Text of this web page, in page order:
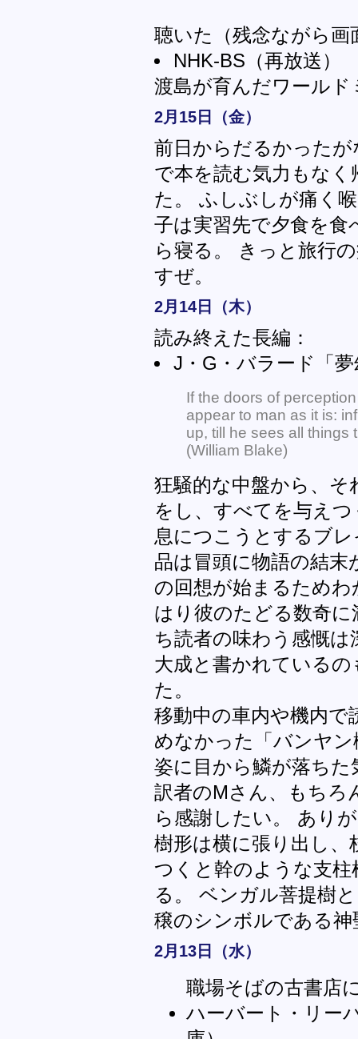
聴いた（残念ながら
NHK-BS（再放送
渡島が育んだワール
2月15日（金）
前日からだるかった
で本を読む気力もな
た。 ふしぶしが痛く
子は実習先で夕食を
ら寝る。 きっと旅行
すぜ。
2月14日（木）
読み終えた長編：
J・G・バラード「
If the doors of
appear to man as it is:
up, till he sees all
(William Blake)
狂騒的な中盤から、
をし、すべてを与え
息につこうとするブ
品は冒頭に物語の結
の回想が始まるため
はり彼のたどる数奇
ち読者の味わう感慨
大成と書かれている
た。
移動中の車内や機内
めなかった「バンヤ
姿に目から鱗が落ちた
訳者のMさん、もちろ
ら感謝したい。 あり
樹形は横に張り出し、
つくと幹のような支
る。 ベンガル菩提樹
穣のシンボルである
2月13日（水）
職場そばの古書店
ハーバート・リー